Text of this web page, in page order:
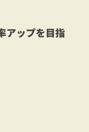
アップを目指